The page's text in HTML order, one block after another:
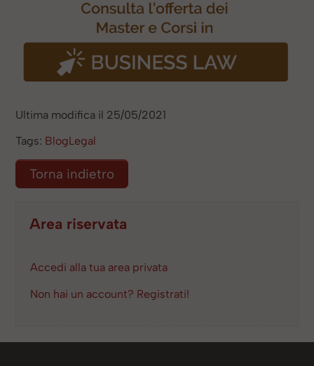
Ultima modifica il 25/05/2021
Tags: BlogLegal
Torna indietro
Area riservata
Accedi alla tua area privata
Non hai un account? Registrati!